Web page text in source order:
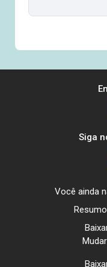
Siga
Você ainda